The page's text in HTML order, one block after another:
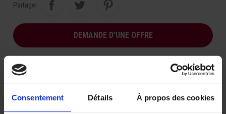
Consentement Détails À propos des cookies
Partager
DEMANDE D’UNE OFFRE
Produits Associés: